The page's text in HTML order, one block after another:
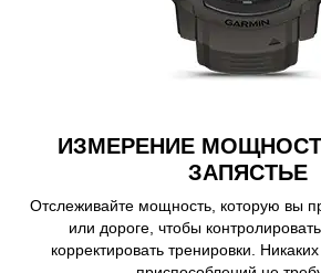
ИЗМЕРЕНИЕ
ЗАПЯСТЬЕ
Отслеживайте мощность, которую вы
или дороге, чтобы
корректировать тренировки.